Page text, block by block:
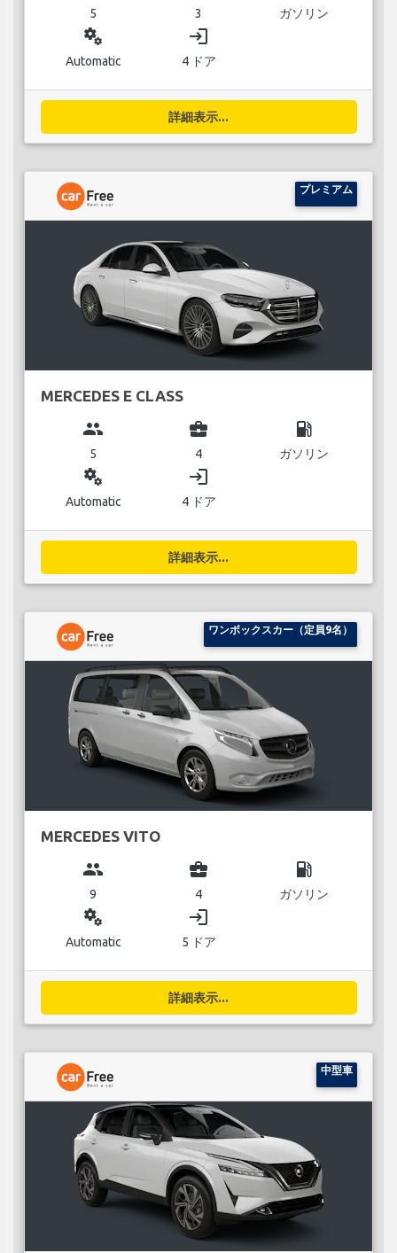
5 3 ガソリン
miscellaneous_services
Automatic
login
4 ドア
詳細表示...
プレミアム
MERCEDES E CLASS
group
5
business_center
4
local_gas_station
ガソリン
miscellaneous_services
Automatic
login
4 ドア
詳細表示...
ワンボックスカー（定員9名）
MERCEDES VITO
group
9
business_center
4
local_gas_station
ガソリン
miscellaneous_services
Automatic
login
5 ドア
詳細表示...
中型車